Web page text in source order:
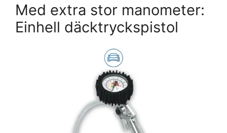
Med extra stor manometer:
Einhell däcktryckspistol